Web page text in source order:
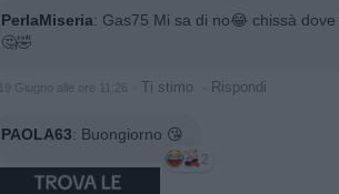
PerlaMiseria: Gas75 Mi sa di no😂 chissà
🤔🤣
19 Giugno alle ore 11:26 Ti stimo Rispondi
PAOLA63: Buongiorno 😘
2